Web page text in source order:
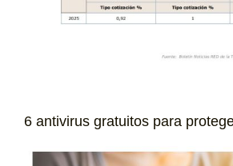
6 antivirus gratuitos para